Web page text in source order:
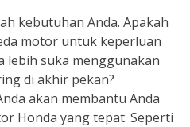
kebutuhan Anda. Apakah
motor untuk keperluan
lebih suka menggunakan
di akhir pekan?
akan membantu Anda
Honda yang tepat. Seperti